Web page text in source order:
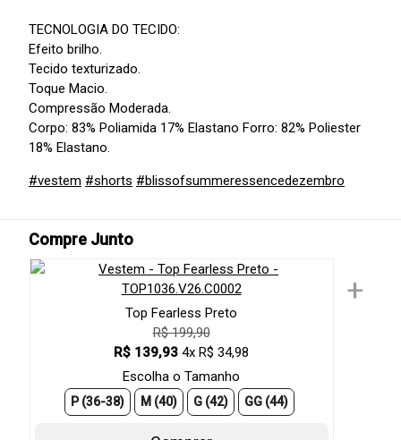
TECNOLOGIA DO TECIDO:
Efeito brilho.
Tecido texturizado.
Toque Macio.
Compressão Moderada.
Corpo: 83% Poliamida 17% Elastano Forro: 82% Poliester
18% Elastano.
#vestem #shorts #blissofsummeressencedezembro
Compre Junto
Top Fearless Preto
R$ 199,90
R$ 139,93 4x R$ 34,98
Escolha o Tamanho
P (36-38) M (40) G (42) GG (44)
+